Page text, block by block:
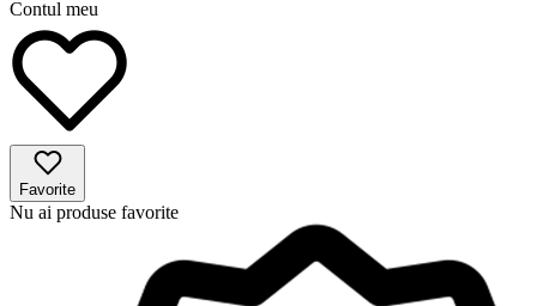
Contul meu
Favorite
Nu ai produse favorite